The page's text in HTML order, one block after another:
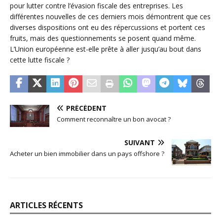
pour lutter contre l’évasion fiscale des entreprises. Les
différentes nouvelles de ces derniers mois démontrent que ces
diverses dispositions ont eu des répercussions et portent ces
fruits, mais des questionnements se posent quand même.
L’Union européenne est-elle prête à aller jusqu’au bout dans
cette lutte fiscale ?
PRÉCÉDENT
Comment reconnaître un bon avocat ?
SUIVANT
Acheter un bien immobilier dans un pays offshore ?
ARTICLES RÉCENTS